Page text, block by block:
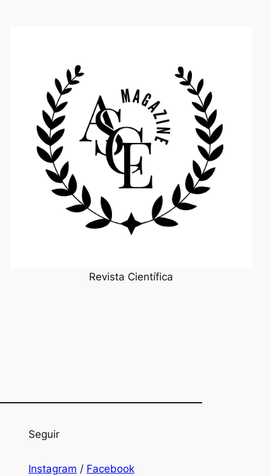
Revista Científica
Seguir
Instagram / Facebook